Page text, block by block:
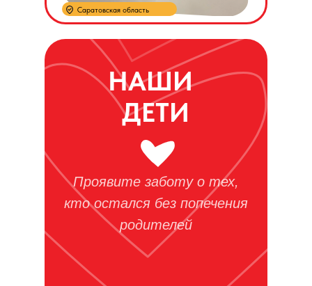
Проявите заботу о тех,
кто остался без попечения
родителей
Саратовская область
НАШИ
ДЕТИ